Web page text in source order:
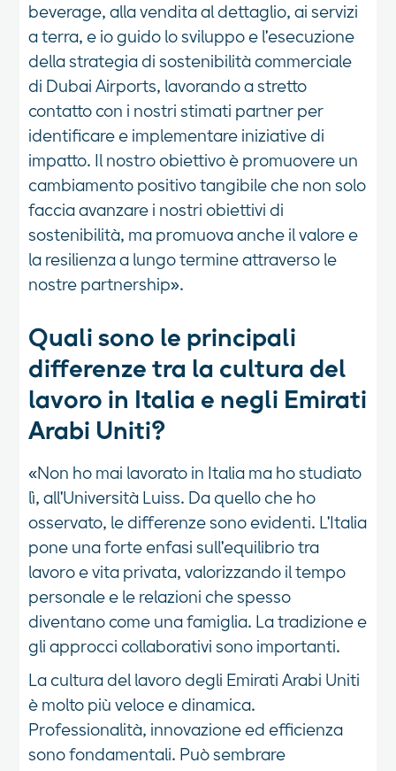
beverage, alla vendita al dettaglio, ai servizi
a terra, e io guido lo sviluppo e l'esecuzione
della strategia di sostenibilità commerciale
di Dubai Airports, lavorando a stretto
contatto con i nostri stimati partner per
identificare e implementare iniziative di
impatto. Il nostro obiettivo è promuovere un
cambiamento positivo tangibile che non solo
faccia avanzare i nostri obiettivi di
sostenibilità, ma promuova anche il valore e
la resilienza a lungo termine attraverso le
nostre partnership».
Quali sono le principali
differenze tra la cultura del
lavoro in Italia e negli Emirati
Arabi Uniti?
«Non ho mai lavorato in Italia ma ho studiato
lì, all'Università Luiss. Da quello che ho
osservato, le differenze sono evidenti. L'Italia
pone una forte enfasi sull'equilibrio tra
lavoro e vita privata, valorizzando il tempo
personale e le relazioni che spesso
diventano come una famiglia. La tradizione e
gli approcci collaborativi sono importanti.
La cultura del lavoro degli Emirati Arabi Uniti
è molto più veloce e dinamica.
Professionalità, innovazione ed efficienza
sono fondamentali. Può sembrare